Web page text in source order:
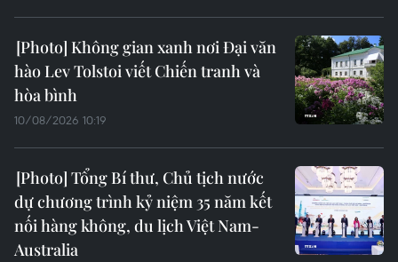
Không gian xanh nơi Đại văn
hào Lev Tolstoi viết Chiến tranh và
hòa bình
10/08/2026 10:19
Tổng Bí thư, Chủ tịch nước
dự chương trình kỷ niệm 35 năm kết
nối hàng không, du lịch Việt Nam-
Australia